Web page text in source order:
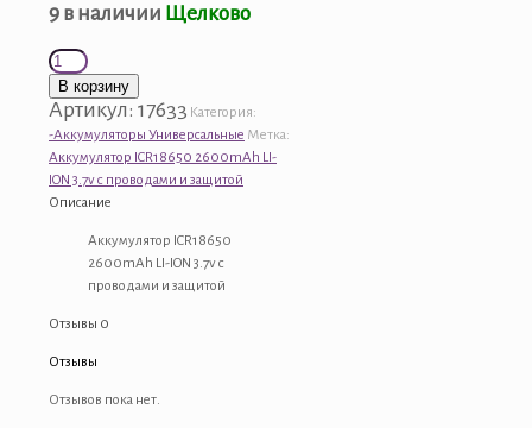
9 в наличии Щелково
Количество
товара
Аккумулятор
ICR18650
2600mAh
LI-
ION
проводами
В корзину
Артикул: 17633 Категория:
-Аккумуляторы Универсальные Метка:
Аккумулятор ICR18650 2600mAh LI-
ION 3.7v с проводами и защитой
Описание
Аккумулятор ICR18650
2600mAh LI-ION 3.7v с
проводами и защитой
Отзывы 0
Отзывы
Отзывов пока нет.